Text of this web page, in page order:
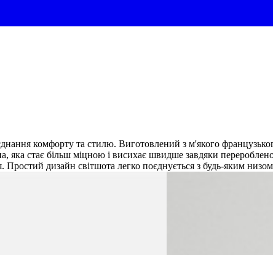
комфорту та стилю. Виготовлений з м'якого
яка стає більш міцною і висихає швидше завдяки
Простий дизайн світшота легко поєднується з будь-яким